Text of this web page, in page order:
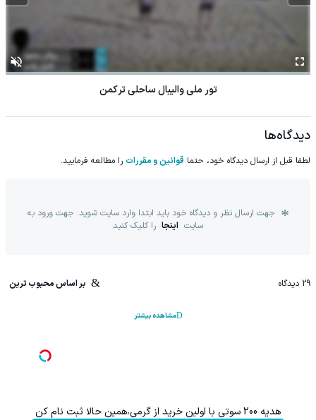
تور ملی والیبال ساحلی ترکمن
دیدگاه‌ها
لطفا قبل از ارسال دیدگاه خود، حتما قوانین و مقررات را مطالعه فرمایید.
جهت ارسال نظر و دیدگاه خود باید ابتدا وارد سایت شوید. جهت ورود به
سایت اینجا را کلیک کنید
29 دیدگاه بر اساس محبوب ترین
مشاهده بیشتر
با خرید اول از گریم 200 سوت هدیه بگیر